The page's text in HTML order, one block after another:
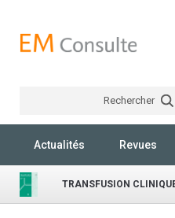
Rechercher
Actualités Revues
TRANSFUSION